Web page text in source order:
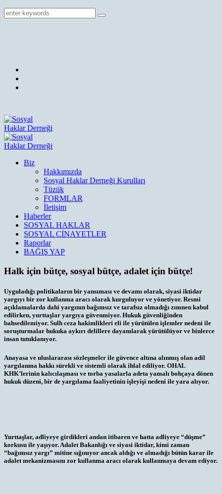
Biz
Hakkımızda
Sosyal Haklar Derneği Kurulları
Tüzük
FORMLAR
İletişim
Haberler
SOSYAL HAKLAR
SOSYAL CİNAYETLER
Raporlar
BAĞIŞ YAP
Halk için bütçe, sosyal bütçe, adalet için bütçe!
Uyguladığı politikaların bir yansıması ve devamı olarak, siyasi iktidar
yargıyı bir zor kullanma aracı olarak kurguluyor ve yönetiyor. Resmi
açıklamalarda dahi yargının bağımsız ve tarafsız olmadığı zımnen kabul
edilirken, yurttaşlar yargıya güvenmiyor. Hukuk güvenliğinden
bahsedilemiyor. Sulh ceza hakimlikleri eli ile yürütülen işlemler nedeni ile
soruşturmalar hukuka aykırı delillere dayanılarak yürütülüyor ve binlerce
insan tutuklanıyor.
Anayasa ve uluslararası sözleşmeler ile güvence altına alınmış olan adil
yargılanma hakkı sürekli ve sistemli olarak ihlal ediliyor. OHAL
KHK’lerinin kalıcılaşması ve torba yasalarla adeta yamalı bohçaya dönen
hukuk düzeni, bir de yargılama faaliyetinin işleyişi nedeni ile yara alıyor.
Yurttaşlar, adliyeye girdikleri andan itibaren ve hatta adliyeye “düşme”
korkusu ile yaşıyor. Adalet Bakanlığı ve siyasi iktidar, kimi zaman
“bağımsız yargı” mitine sığınıyor ancak aldığı ve almadığı bütün karar ile
adalet mekanizmasını zor kullanma aracı olarak kullanmaya devam ediyor.